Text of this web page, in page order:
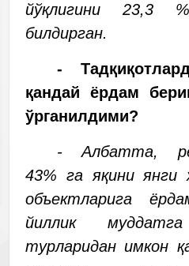
йўқлигини 23,3
билдирган.
-
қандай ёрдам
ўрганилдими?
- Албатта,
43% га яқини янги
объектларига
йиллик
турларидан имкон